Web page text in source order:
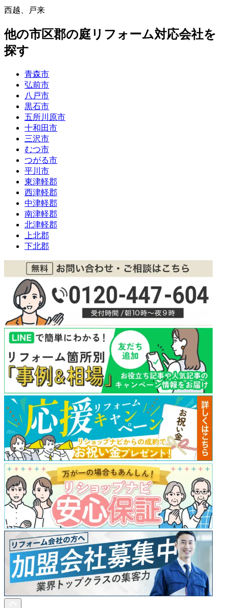
西越 戸来
他の市区郡の庭リフォーム対応会社を
探す
青森市
弘前市
八戸市
黒石市
五所川原市
十和田市
三沢市
むつ市
つがる市
平川市
東津軽郡
西津軽郡
中津軽郡
南津軽郡
北津軽郡
上北郡
下北郡